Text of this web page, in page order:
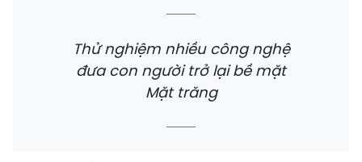
Thử nghiệm nhiều công nghệ
đưa con người trở lại bề mặt
Mặt trăng